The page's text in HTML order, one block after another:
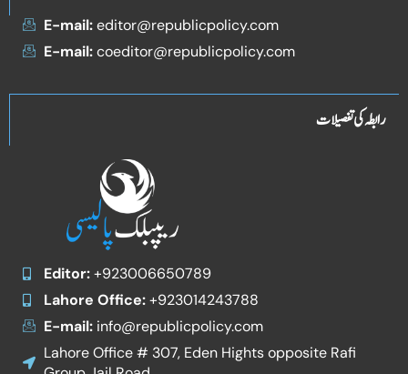
E-mail:editor@republicpolicy.com
E-mail:coeditor@republicpolicy.com
رابطہ کی تفصیلات
Editor:+923006650789
Lahore Office:+923014243788
E-mail:info@republicpolicy.com
Lahore Office # 307, Eden Hights opposite Rafi